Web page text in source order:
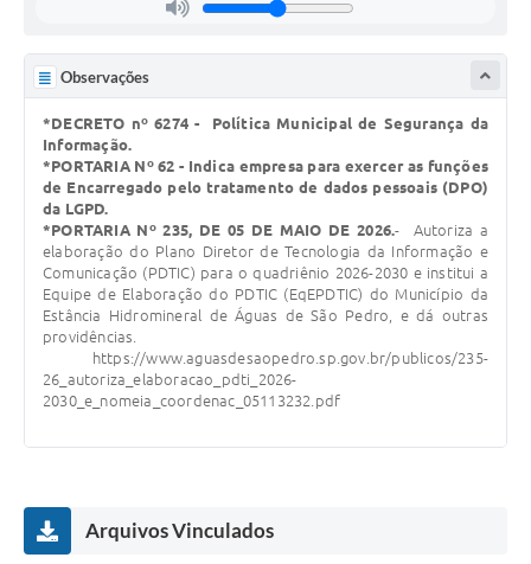
comunicação, internet, telefonia e demais equipamentos
informação, proteção de dados e monitoramento dos
recursos tecnológicos da Administração Pública.
► Suporte Técnico
Presta atendimento aos servidores municipais,
oferecendo suporte na utilização de sistemas,
equipamentos e recursos tecnológicos, além de atuar na
identificação e solução de problemas técnicos,
contribuindo para a continuidade e a eficiência das
atividades administrativas.
Nossa Missão
Promover a inovação tecnológica e garantir a
disponibilidade, a segurança e a eficiência dos recursos
de tecnologia da informação, apoiando as atividades da
contínua dos serviços oferecidos à população.
Município, conectando pessoas, processos e sistemas, e
assegurando que a tecnologia esteja a serviço da gestão
pública e do bem-estar dos cidadãos.
Observações
*DECRETO nº 6274 - Política Municipal de Segurança da
Informação.
*PORTARIA Nº 62 - Indica empresa para exercer as funções
de Encarregado pelo tratamento de dados pessoais (DPO)
da LGPD.
*PORTARIA Nº 235, DE 05 DE MAIO DE 2026.- Autoriza a
elaboração do Plano Diretor de Tecnologia da Informação e
Comunicação (PDTIC) para o quadriênio 2026-2030 e institui a
Equipe de Elaboração do PDTIC (EqEPDTIC) do Município da
Estância Hidromineral de Águas de São Pedro, e dá outras
providências.
https://www.aguasdesaopedro.sp.gov.br/publicos/235-
26_autoriza_elaboracao_pdti_2026-
2030_e_nomeia_coordenac_05113232.pdf
Arquivos Vinculados